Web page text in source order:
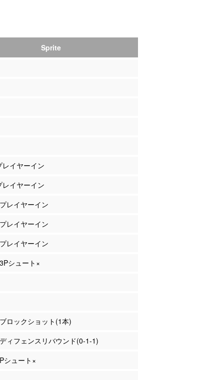
Sprite
イヤーイン
イヤーイン
レイヤーイン
レイヤーイン
レイヤーイン
シュート×
ロックショット(1本)
ィフェンスリバウンド(0-1-1)
シュート×